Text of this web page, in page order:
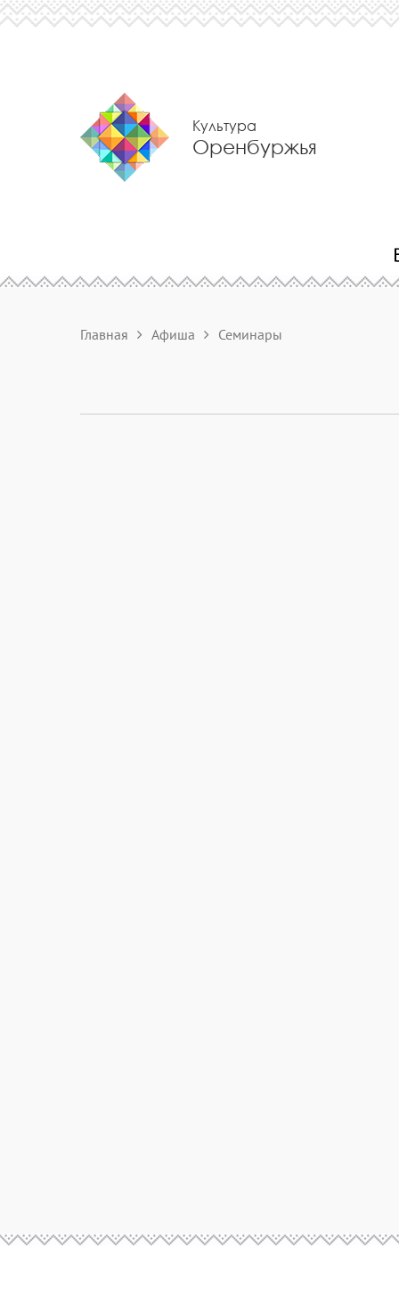
Культура
Оренбуржья
Главная Афиша Семинары